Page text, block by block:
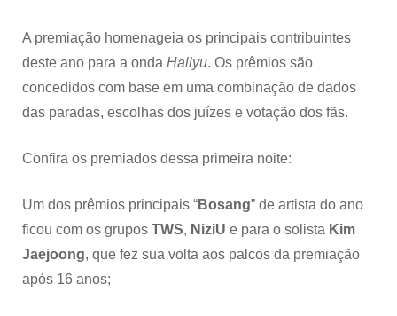
A premiação homenageia os principais contribuintes
deste ano para a onda Hallyu. Os prêmios são
concedidos com base em uma combinação de dados
das paradas, escolhas dos juízes e votação dos fãs.
Confira os premiados dessa primeira noite:
Um dos prêmios principais “Bosang” de artista do ano
ficou com os grupos TWS, NiziU e para o solista Kim
Jaejoong, que fez sua volta aos palcos da premiação
após 16 anos;